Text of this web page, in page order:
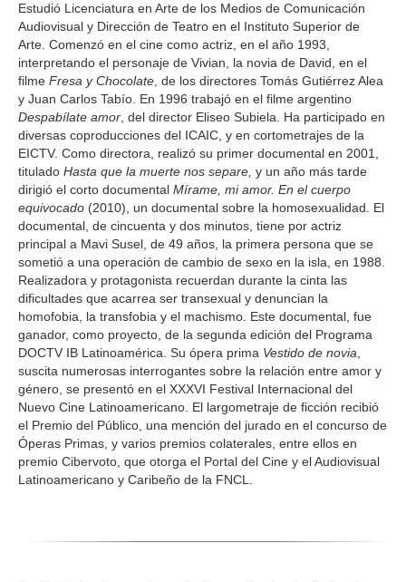
Estudió Licenciatura en Arte de los Medios de Comunicación
Audiovisual y Dirección de Teatro en el Instituto Superior de
Arte. Comenzó en el cine como actriz, en el año 1993,
interpretando el personaje de Vivian, la novia de David, en el
filme Fresa y Chocolate , de los directores Tomás Gutiérrez Alea
y Juan Carlos Tabío. En 1996 trabajó en el filme argentino
Despabílate amor , del director Eliseo Subiela. Ha participado en
diversas coproducciones del ICAIC, y en cortometrajes de la
EICTV. Como directora, realizó su primer documental en 2001,
titulado Hasta que la muerte nos separe, y un año más tarde
dirigió el corto documental Mírame, mi amor. En el cuerpo
equivocado (2010), un documental sobre la homosexualidad. El
documental, de cincuenta y dos minutos, tiene por actriz
principal a Mavi Susel, de 49 años, la primera persona que se
sometió a una operación de cambio de sexo en la isla, en 1988.
Realizadora y protagonista recuerdan durante la cinta las
dificultades que acarrea ser transexual y denuncian la
homofobia, la transfobia y el machismo. Este documental, fue
ganador, como proyecto, de la segunda edición del Programa
DOCTV IB Latinoamérica. Su ópera prima Vestido de novia
suscita numerosas interrogantes sobre la relación entre amor y
género, se presentó en el XXXVI Festival Internacional del
Nuevo Cine Latinoamericano. El largometraje de ficción recibió
el Premio del Público, una mención del jurado en el concurso de
Óperas Primas, y varios premios colaterales, entre ellos en
premio Cibervoto, que otorga el Portal del Cine y el Audiovisual
Latinoamericano y Caribeño de la FNCL.